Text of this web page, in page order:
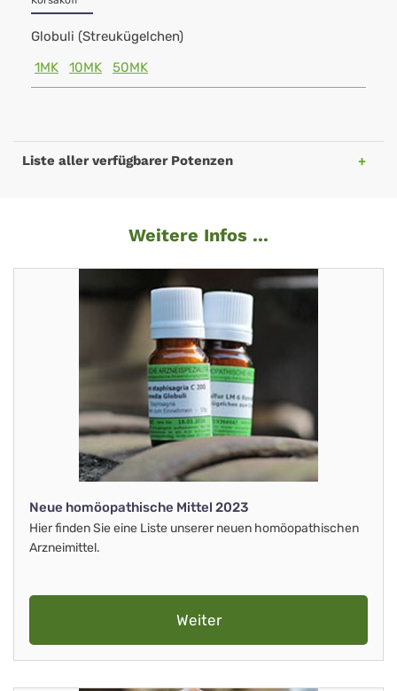
Globuli (Streukügelchen)
1MK
10MK 50MK
Liste aller verfügbarer Potenzen
Weitere Infos ...
Neue homöopathische Mittel 2023
Hier finden Sie eine Liste unserer neuen homöopathischen
Arzneimittel.
Weiter